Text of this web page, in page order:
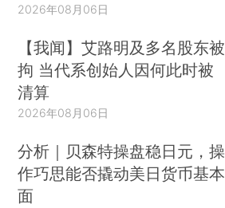
2026年08月06日
【我闻】艾路明及多名股东被
拘 当代系创始人因何此时被
清算
2026年08月06日
分析｜贝森特操盘稳日元，操
作巧思能否撬动美日货币基本
面